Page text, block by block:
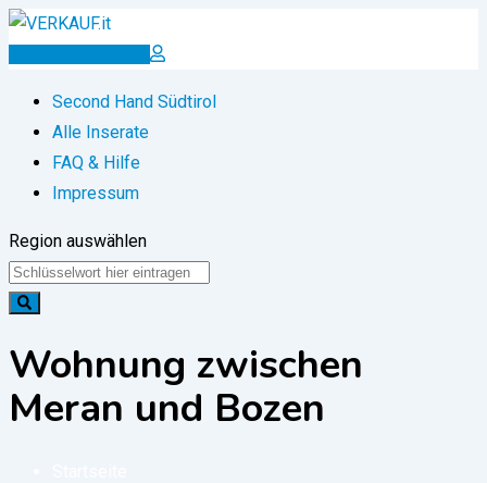
Zum
Inserat erstellen
Second Hand Südtirol
Alle Inserate
FAQ & Hilfe
Impressum
Region auswählen
Wohnung zwischen
Meran und Bozen